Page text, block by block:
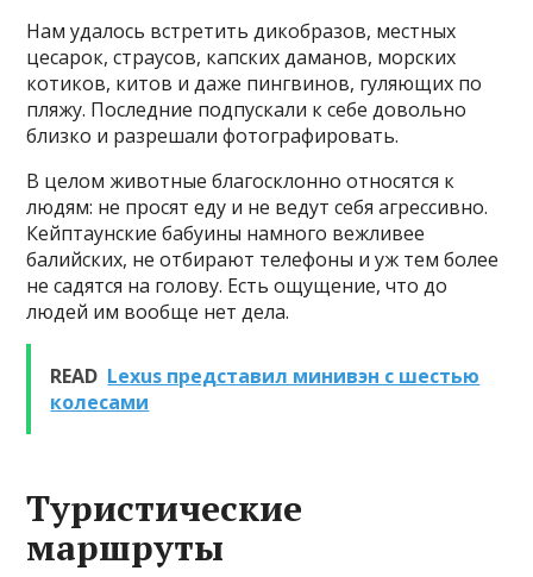
Нам удалось встретить дикобразов, местных
цесарок, страусов, капских даманов, морских
котиков, китов и даже пингвинов, гуляющих по
пляжу. Последние подпускали к себе довольно
близко и разрешали фотографировать.
В целом животные благосклонно относятся к
людям: не просят еду и не ведут себя агрессивно.
Кейптаунские бабуины намного вежливее
балийских, не отбирают телефоны и уж тем более
не садятся на голову. Есть ощущение, что до
людей им вообще нет дела.
READ Lexus представил минивэн с шестью
колесами
Туристические
маршруты